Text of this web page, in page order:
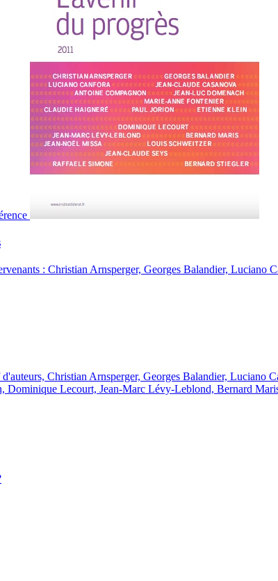
: Christian Arnsperger, Georges Balandier, Luciano
Christian Arnsperger, Georges Balandier, Luciano
Dominique Lecourt, Jean-Marc Lévy-Leblond, Bernard